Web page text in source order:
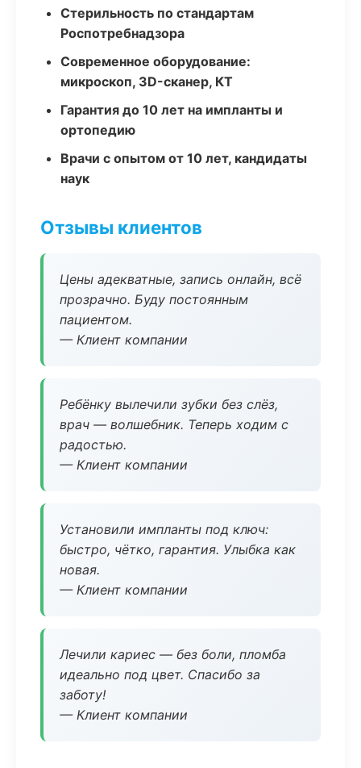
Стерильность по стандартам
Роспотребнадзора
Современное оборудование:
микроскоп, 3D-сканер, КТ
Гарантия до 10 лет на импланты и
ортопедию
Врачи с опытом от 10 лет, кандидаты
наук
Отзывы клиентов
Цены адекватные, запись онлайн, всё
прозрачно. Буду постоянным
пациентом.
— Клиент компании
Ребёнку вылечили зубки без слёз,
врач — волшебник. Теперь ходим с
радостью.
— Клиент компании
Установили импланты под ключ:
быстро, чётко, гарантия. Улыбка как
новая.
— Клиент компании
Лечили кариес — без боли, пломба
идеально под цвет. Спасибо за
заботу!
— Клиент компании